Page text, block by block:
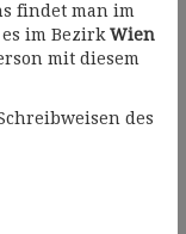
findet man im
im Bezirk Wien
mit diesem
des